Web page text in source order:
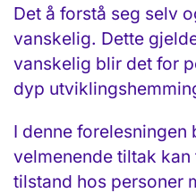
Det å forstå seg selv
vanskelig. Dette
vanskelig blir det for
dyp
I denne forelesningen
velmenende tiltak
tilstand hos personer